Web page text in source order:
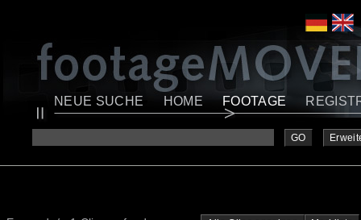
NEUE SUCHE HOME FOOTAGE
GO